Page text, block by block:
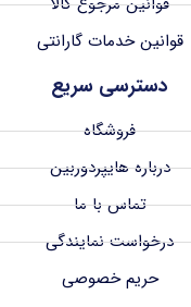
قوانین خدمات گارانتی
دسترسی سریع
فروشگاه
درباره هایپردوربین
تماس با ما
درخواست نمایندگی
حریم خصوصی